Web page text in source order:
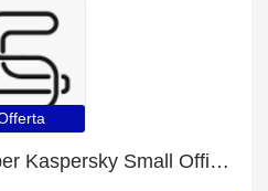
Risparmia tanti soldi per Kaspersky Small Office Security versione 8 2021 con le offerte quotidiane